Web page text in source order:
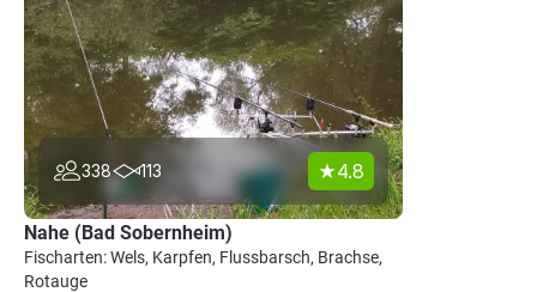
338 113 4.8
Nahe (Bad Sobernheim)
Fischarten: Wels, Karpfen, Flussbarsch, Brachse,
Rotauge